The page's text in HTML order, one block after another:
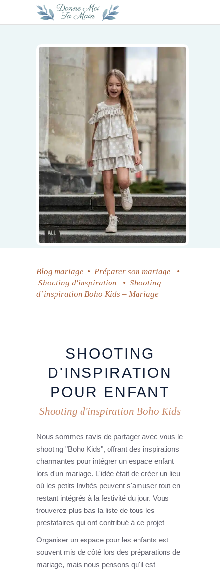
Blog mariage • Préparer son mariage
•
Shooting d'inspiration
• Shooting
d’inspiration Boho Kids – Mariage
SHOOTING
D'INSPIRATION
POUR ENFANT
Shooting d'inspiration Boho Kids
Nous sommes ravis de partager avec vous le
shooting "Boho Kids", offrant des inspirations
charmantes pour intégrer un espace enfant
lors d'un mariage. L'idée était de créer un lieu
où les petits invités peuvent s'amuser tout en
restant intégrés à la festivité du jour. Vous
trouverez plus bas la liste de tous les
prestataires qui ont contribué à ce projet.
Organiser un espace pour les enfants est
souvent mis de côté lors des préparations de
mariage, mais nous pensons qu'il est